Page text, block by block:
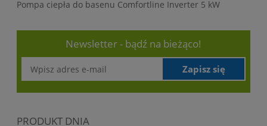
Pompa ciepła do basenu Comfortline Inverter 5 kW
Newsletter - bądź na bieżąco!
Zapisz się
PRODUKT DNIA